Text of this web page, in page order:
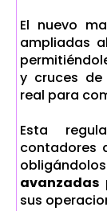
El nuevo
ampliadas al
y cruces de
real para
Esta
contadores
avanzadas
sus